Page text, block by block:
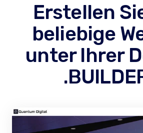
Erstellen
beliebige
unter Ihrer